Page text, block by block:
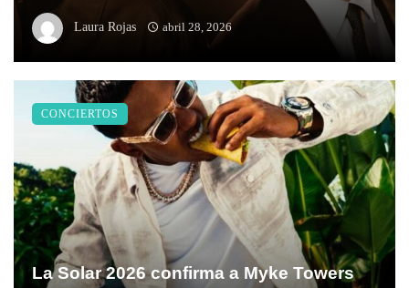
Laura Rojas abril 28, 2026
La Solar 2026 confirma a Myke Towers
CONCIERTOS